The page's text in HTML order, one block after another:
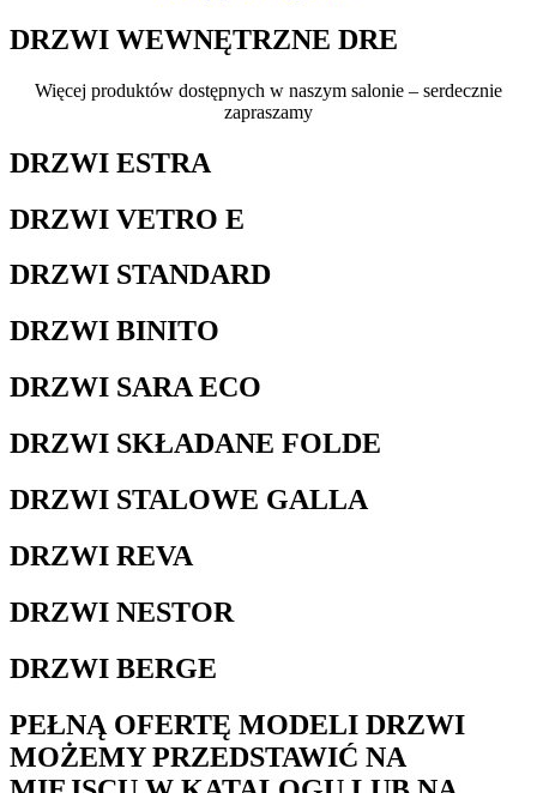
DRZWI WEWNĘTRZNE DRE
Więcej produktów dostępnych w naszym salonie – serdecznie
zapraszamy
DRZWI ESTRA
DRZWI VETRO E
DRZWI STANDARD
DRZWI BINITO
DRZWI SARA ECO
DRZWI SKŁADANE FOLDE
DRZWI STALOWE GALLA
DRZWI REVA
DRZWI NESTOR
DRZWI BERGE
PEŁNĄ OFERTĘ MODELI DRZWI
MOŻEMY PRZEDSTAWIĆ NA